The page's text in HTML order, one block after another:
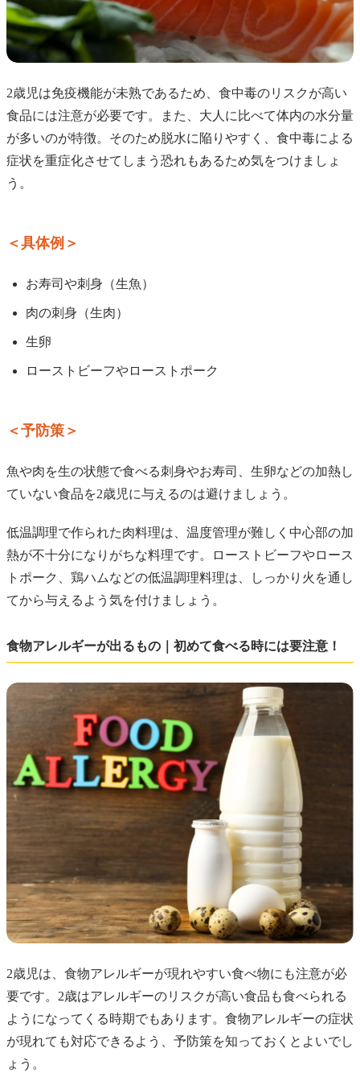
2歳児は免疫機能が未熟であるため、食中毒のリスクが高い
食品には注意が必要です。また、大人に比べて体内の水分量
が多いのが特徴。そのため脱水に陥りやすく、食中毒による
症状を重症化させてしまう恐れもあるため気をつけましょ
う。
＜具体例＞
お寿司や刺身（生魚）
肉の刺身（生肉）
生卵
ローストビーフやローストポーク
＜予防策＞
魚や肉を生の状態で食べる刺身やお寿司、生卵などの加熱し
ていない食品を2歳児に与えるのは避けましょう。
低温調理で作られた肉料理は、温度管理が難しく中心部の加
熱が不十分になりがちな料理です。ローストビーフやロース
トポーク、鶏ハムなどの低温調理料理は、しっかり火を通し
てから与えるよう気を付けましょう。
食物アレルギーが出るもの｜初めて食べる時には要注意！
2歳児は、食物アレルギーが現れやすい食べ物にも注意が必
要です。2歳はアレルギーのリスクが高い食品も食べられる
ようになってくる時期でもあります。食物アレルギーの症状
が現れても対応できるよう、予防策を知っておくとよいでし
ょう。